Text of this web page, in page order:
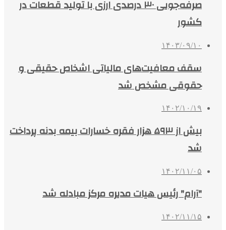
صرفه‌جویی ۳۰ درصدی ارزی با تولید قطعات در
کشور
۱۴۰۳/۰۹/۱۰
سقف معافیت‌های مالیاتی اشخاص حقیقی و
حقوقی مشخص شد
۱۴۰۲/۱۰/۱۹
بیش از ۵۹۳ هزار فقره خسارات بیمه بدنه پرداخت
شد
۱۴۰۲/۱۱/۰۵
"آرام" رئیس هیات مدیره مرکز مبادله شد
۱۴۰۲/۱۱/۱۵